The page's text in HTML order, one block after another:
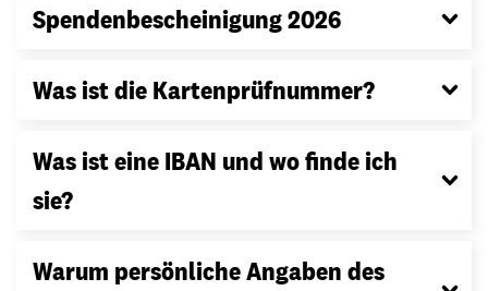
Spendenbescheinigung 2026
Was ist die Kartenprüfnummer?
Was ist eine IBAN und wo finde ich
sie?
Warum persönliche Angaben des